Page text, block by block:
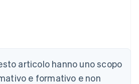
articolo hanno uno scopo
e formativo e non